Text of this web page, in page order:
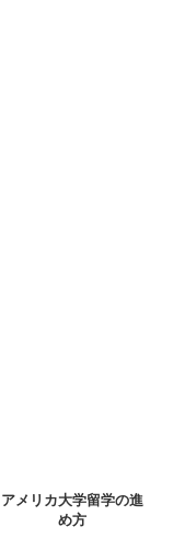
アメリカ大学留学の進
め方